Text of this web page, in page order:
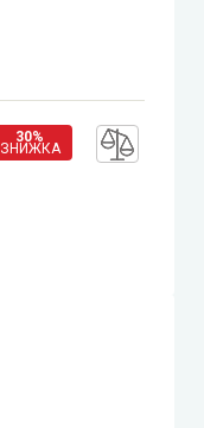
30%
ЗНИЖКА